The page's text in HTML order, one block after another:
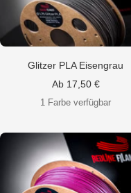
Glitzer PLA Eisengrau
Angebotspreis
Ab 17,50 €
1 Farbe verfügbar